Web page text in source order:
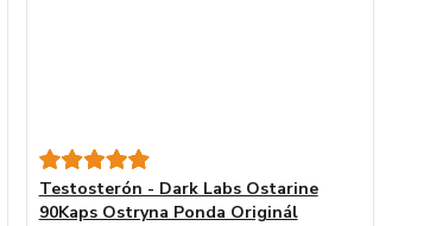
Testosterón - Dark Labs Ostarine
90Kaps Ostryna Ponda Originál